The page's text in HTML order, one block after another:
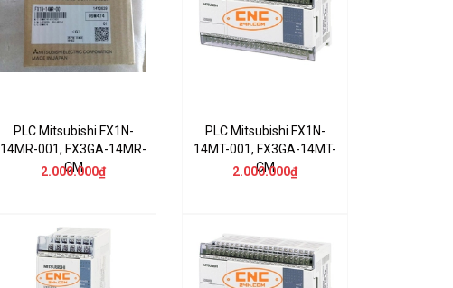
PLC Mitsubishi FX1N-
14MR-001, FX3GA-14MR-
CM
2.000.000₫
PLC Mitsubishi FX1N-
14MT-001, FX3GA-14MT-
CM
2.000.000₫